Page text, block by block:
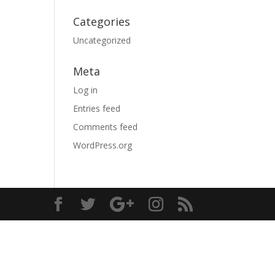
Categories
Uncategorized
Meta
Log in
Entries feed
Comments feed
WordPress.org